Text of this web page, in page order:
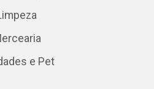
e Pet